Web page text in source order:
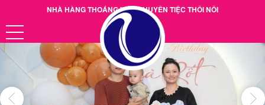
NHÀ HÀNG THOÁNG VIỆT CHUYÊN TIỆC THÔI NÔI
Hotline: 0901.38.39.40